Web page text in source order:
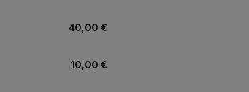
40,00 €
10,00 €